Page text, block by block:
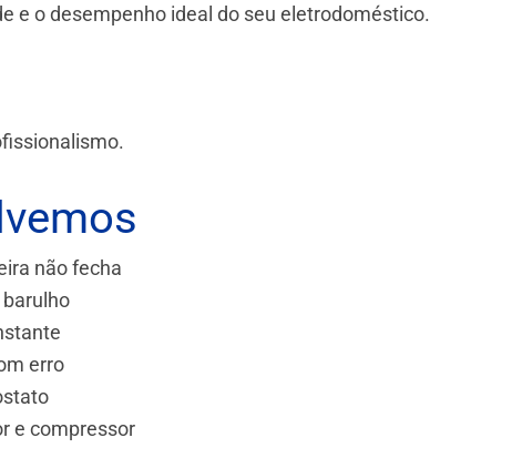
e o desempenho ideal do seu eletrodoméstico.
não fecha
erro
e compressor